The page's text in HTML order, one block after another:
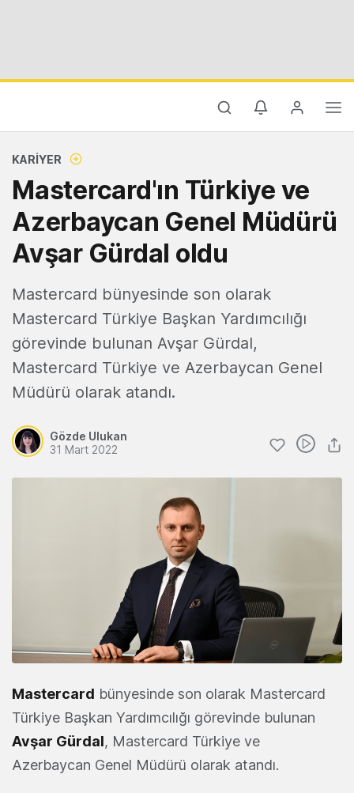
KARIYER
Mastercard'ın Türkiye ve
Azerbaycan Genel Müdürü
Avşar Gürdal oldu
Mastercard bünyesinde son olarak
Mastercard Türkiye Başkan Yardımcılığı
görevinde bulunan Avşar Gürdal,
Mastercard Türkiye ve Azerbaycan Genel
Müdürü olarak atandı.
Gözde Ulukan
31 Mart 2022
Mastercard bünyesinde son olarak Mastercard
Türkiye Başkan Yardımcılığı görevinde bulunan
Avşar Gürdal, Mastercard Türkiye ve
Azerbaycan Genel Müdürü olarak atandı.